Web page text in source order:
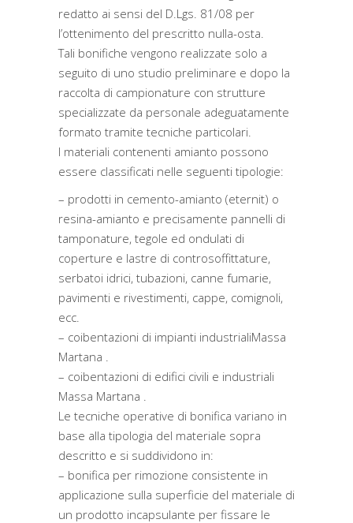
redatto ai sensi del D.Lgs. 81/08 per
l’ottenimento del prescritto nulla-osta.
Tali bonifiche vengono realizzate solo a
seguito di uno studio preliminare e dopo la
raccolta di campionature con strutture
specializzate da personale adeguatamente
formato tramite tecniche particolari.
I materiali contenenti amianto possono
essere classificati nelle seguenti tipologie:
– prodotti in cemento-amianto (eternit) o
resina-amianto e precisamente pannelli di
tamponature, tegole ed ondulati di
coperture e lastre di controsoffittature,
serbatoi idrici, tubazioni, canne fumarie,
pavimenti e rivestimenti, cappe, comignoli,
ecc.
– coibentazioni di impianti industrialiMassa
Martana .
– coibentazioni di edifici civili e industriali
Massa Martana .
Le tecniche operative di bonifica variano in
base alla tipologia del materiale sopra
descritto e si suddividono in:
– bonifica per rimozione consistente in
applicazione sulla superficie del materiale di
un prodotto incapsulante per fissare le